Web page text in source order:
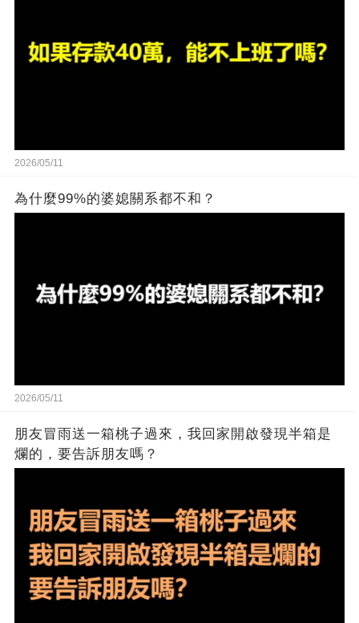
2026/05/11
為什麼99%的婆媳關系都不和？
2026/05/11
朋友冒雨送一箱桃子過來，我回家開啟發現半箱是
爛的，要告訴朋友嗎？